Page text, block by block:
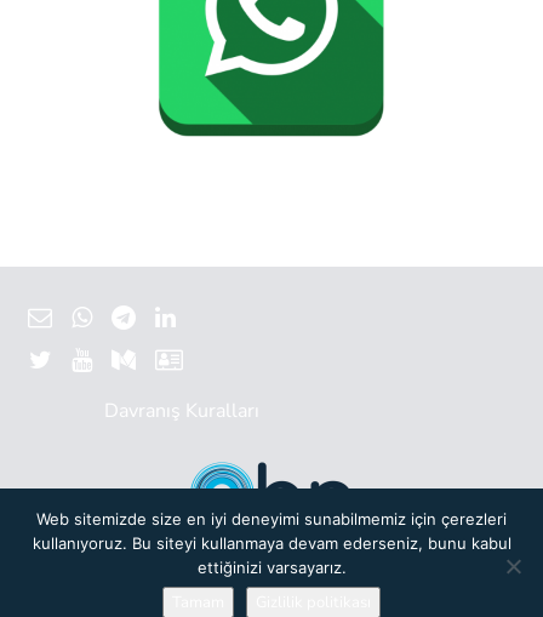
Davranış Kuralları
Başlangıç Noktası bir yeni nesilTürkiye Bilişim Vakfı (TBV)oluşumudur.
© 2019 Başlangıç Noktası. Her hakkı saklıdır.
Web sitemizde size en iyi deneyimi sunabilmemiz için çerezleri
kullanıyoruz. Bu siteyi kullanmaya devam ederseniz, bunu kabul
ettiğinizi varsayarız.